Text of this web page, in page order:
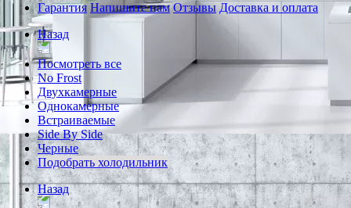
Гарантия Напишите нам Отзывы Доставка и оплата
Назад
Посмотреть все
No Frost
Двухкамерные
Однокамерные
Встраиваемые
Side By Side
Черные
Подобрать холодильник
Назад